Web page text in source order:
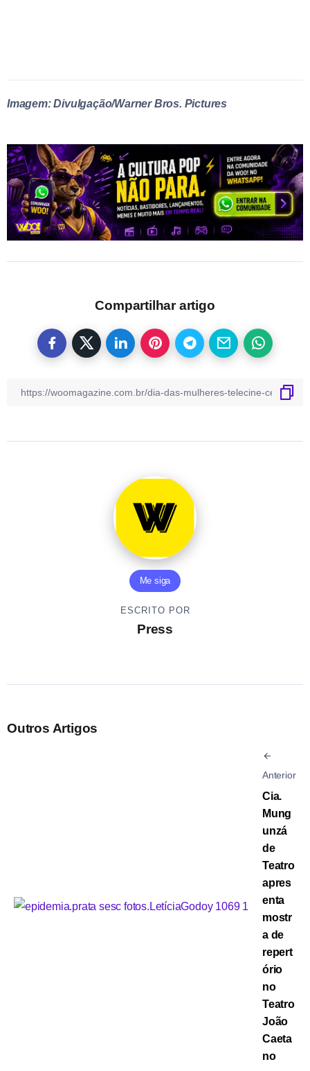
Imagem: Divulgação/Warner Bros. Pictures
Compartilhar artigo
Me siga
ESCRITO POR
Press
Outros Artigos
Anterior
Cia.
Mung
unzá
de
Teatro
apres
enta
mostr
a de
repert
ório
no
Teatro
João
Caeta
no